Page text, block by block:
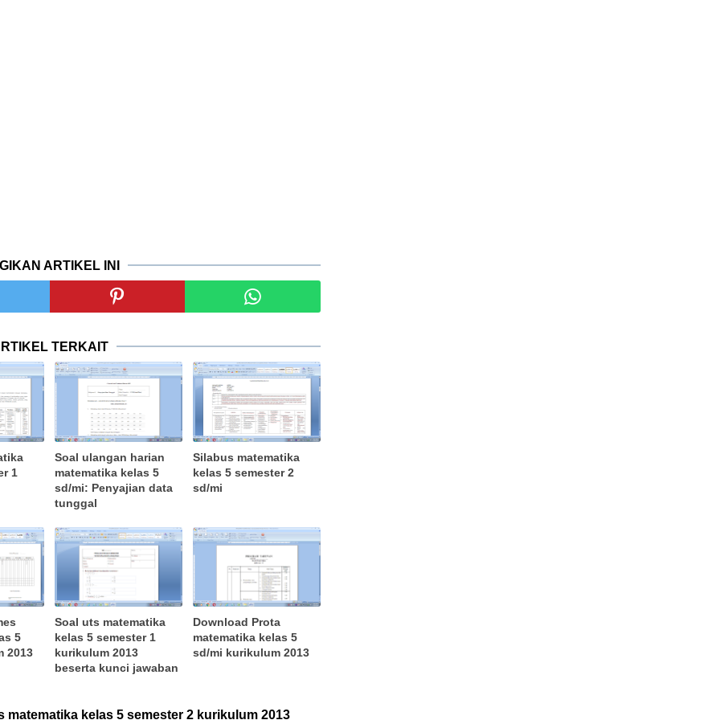
ARTIKEL INI
TERKAIT
1
Soal ulangan harian
matematika kelas 5
sd/mi: Penyajian data
tunggal
Silabus matematika
kelas 5 semester 2
sd/mi
5
2013
Soal uts matematika
kelas 5 semester 1
kurikulum 2013
beserta kunci jawaban
Download Prota
matematika kelas 5
sd/mi kurikulum 2013
kelas 5 semester 2 kurikulum 2013